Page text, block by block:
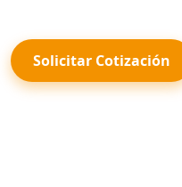
Solicitar Cotización